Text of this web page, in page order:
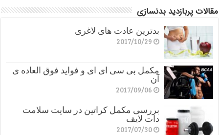
مقالات پربازدید بدنسازی
بدترین عادت های لاغری
2017/10/29
مکمل بی سی ای ای و فواید فوق العاده ی
آن
2017/09/06
بررسی مکمل کراتین در سایت سلامت
دات لایف
2017/07/30